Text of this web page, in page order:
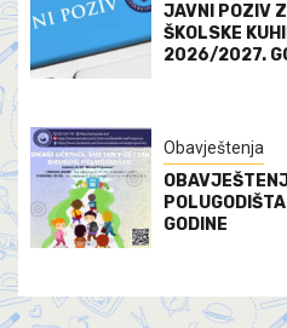
JAVNI POZIV
ŠKOLSKE
2026/2027.
Obavještenja
GODINE